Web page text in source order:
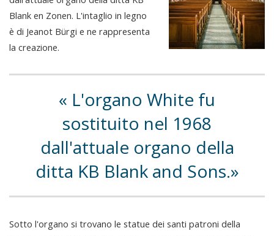
Blank en Zonen. L'intaglio in legno
è di Jeanot Bürgi e ne rappresenta
la creazione.
L'organo White fu
sostituito nel 1968
dall'attuale organo della
ditta KB Blank and Sons.
Sotto l'organo si trovano le statue dei santi patroni della